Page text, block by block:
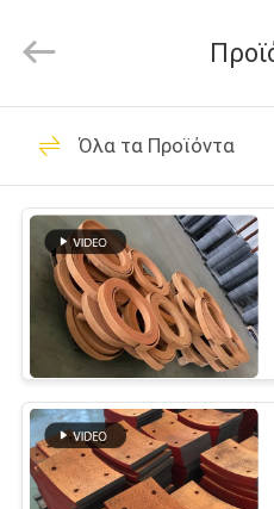
ΣΠΊΤΙ
ΠΡΟΪΌΝΤΑ
ΠΕΡΊΠΟΥ
ΕΜΕΊΣ
ΓΎΡΟΣ
ΕΡΓΟΣΤΑΣΊΩΝ
Reserved.
Ρόλος
φρένων
φρένων
Όλα τα Προϊόντα